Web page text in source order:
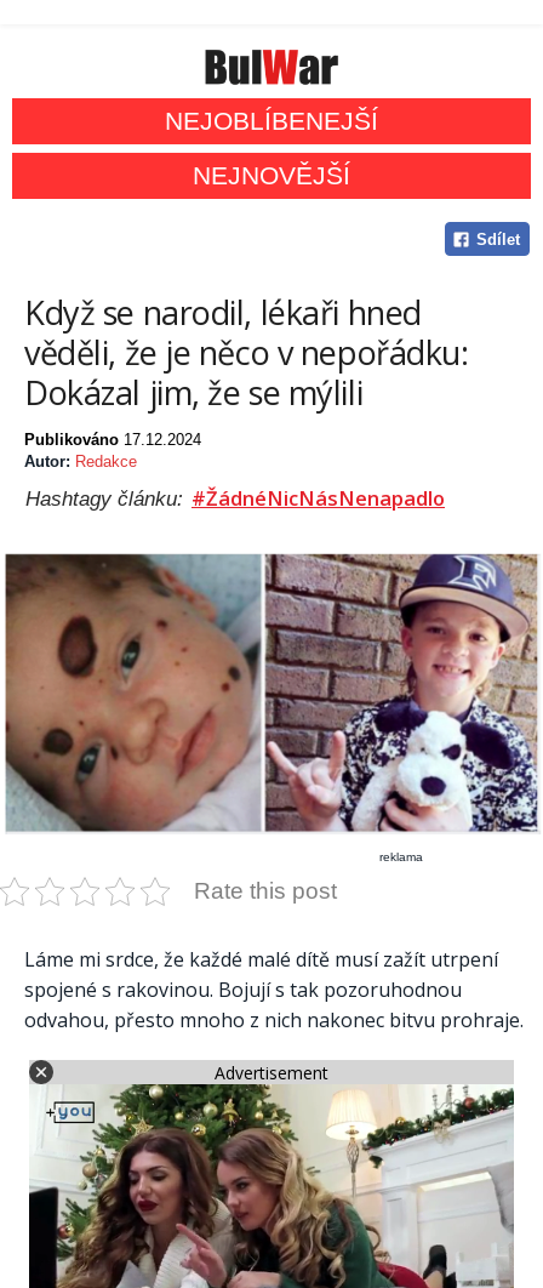
NEJOBLÍBENEJŠÍ
NEJNOVĚJŠÍ
Sdílet
Když se narodil, lékaři hned
věděli, že je něco v nepořádku:
Dokázal jim, že se mýlili
Publikováno 17.12.2024
Autor: Redakce
Hashtagy článku: #ŽádnéNicNásNenapadlo
reklama
Rate this post
Láme mi srdce, že každé malé dítě musí zažít utrpení
spojené s rakovinou. Bojují s tak pozoruhodnou
odvahou, přesto mnoho z nich nakonec bitvu prohraje.
Advertisement